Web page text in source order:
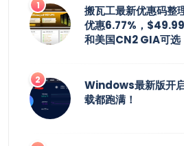
搬瓦工最新优惠码整
优惠6.77%，
和美国CN2 GIA可选
Windows最新版开
载都跑满！